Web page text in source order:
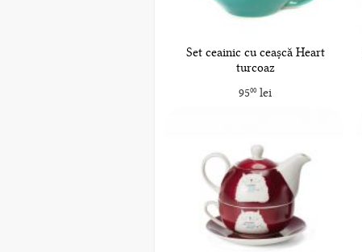
Set ceainic cu ceașcă Heart
turcoaz
9500lei